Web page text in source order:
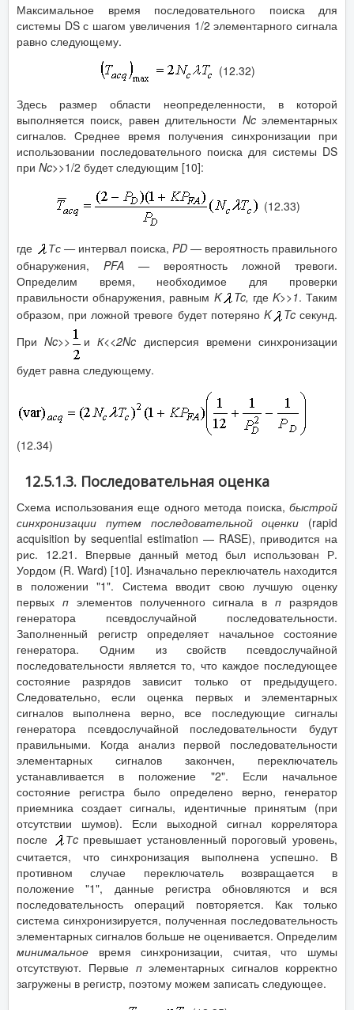
Максимальное время последовательного поиска для
системы DS с шагом увеличения 1/2 элементарного сигнала
равно следующему.
(12.32)
Здесь размер области неопределенности, в которой
выполняется поиск, равен длительности Ncэлементарных
сигналов. Среднее время получения синхронизации при
использовании последовательного поиска для системы DS
при Nc>>1/2 будет следующим [10]:
(12.33)
где Тс — интервал поиска, PD— вероятность правильного
обнаружения, PFA — вероятность ложной тревоги.
Определим время, необходимое для проверки
правильности обнаружения, равным K Tc, где K>>1. Таким
образом, при ложной тревоге будет потеряно K Tcсекунд.
ПриNc>> иК<<2Nc дисперсия времени синхронизации
будет равна следующему.
(12.34)
12.5.1.3. Последовательная оценка
Схема использования еще одного метода поиска, быстрой
синхронизации путем последовательной оценки (rapid
acquisition by sequential estimation — RASE), приводится на
рис. 12.21. Впервые данный метод был использован Р.
Уордом (R. Ward) [10]. Изначально переключатель находится
в положении "1". Система вводит свою лучшую оценку
первых п элементов полученного сигнала вп разрядов
генератора псевдослучайной последовательности.
Заполненный регистр определяет начальное состояние
генератора. Одним из свойств псевдослучайной
последовательности является то, что каждое последующее
состояние разрядов зависит только от предыдущего.
Следовательно, если оценка первых и элементарных
сигналов выполнена верно, все последующие сигналы
генератора псевдослучайной последовательности будут
правильными. Когда анализ первой последовательности
элементарных сигналов закончен, переключатель
устанавливается в положение "2". Если начальное
состояние регистра было определено верно, генератор
приемника создает сигналы, идентичные принятым (при
отсутствии шумов). Если выходной сигнал коррелятора
после
Тcпревышает установленный пороговый уровень,
считается, что синхронизация выполнена успешно. В
противном случае переключатель возвращается в
положение "1", данные регистра обновляются и вся
последовательность операций повторяется. Как только
система синхронизируется, полученная последовательность
элементарных сигналов больше не оценивается. Определим
минимальное время синхронизации, считая, что шумы
отсутствуют. Первые пэлементарных сигналов корректно
загружены в регистр, поэтому можем записать следующее.